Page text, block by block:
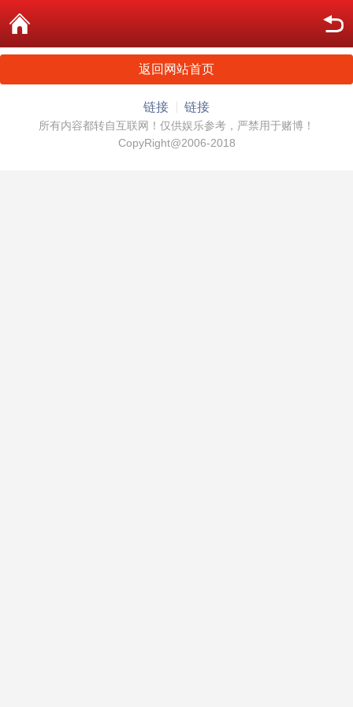
返回网站首页
链接 链接
所有内容都转自互联网！仅供娱乐参考，严禁用于赌博！
CopyRight@2006-2018